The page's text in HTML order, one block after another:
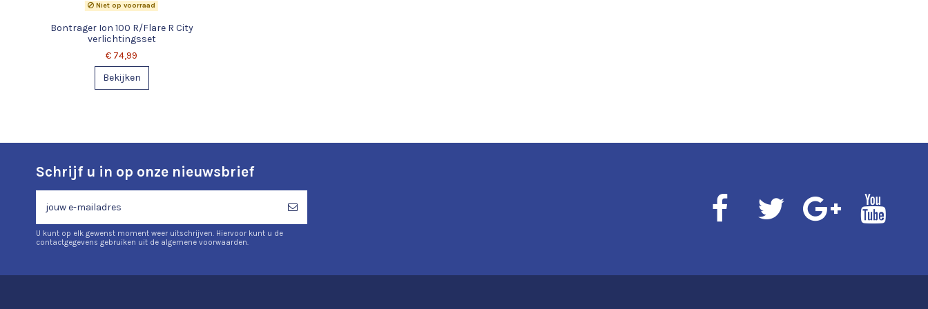
Niet op voorraad
Bontrager Ion 100 R/Flare R City
verlichtingsset
€ 74,99
Bekijken
Schrijf u in op onze nieuwsbrief
U kunt op elk gewenst moment weer uitschrijven. Hiervoor kunt u de
contactgegevens gebruiken uit de algemene voorwaarden.